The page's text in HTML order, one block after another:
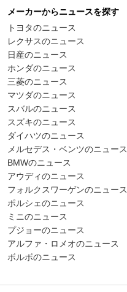
メーカーからニュースを探す
トヨタのニュース
レクサスのニュース
日産のニュース
ホンダのニュース
三菱のニュース
マツダのニュース
スバルのニュース
スズキのニュース
ダイハツのニュース
メルセデス・ベンツのニュース
BMWのニュース
アウディのニュース
フォルクスワーゲンのニュース
ポルシェのニュース
ミニのニュース
プジョーのニュース
アルファ・ロメオのニュース
ボルボのニュース